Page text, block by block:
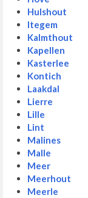
Hulshout
Itegem
Kalmthout
Kapellen
Kasterlee
Kontich
Laakdal
Lierre
Lille
Lint
Malines
Malle
Meer
Meerhout
Meerle